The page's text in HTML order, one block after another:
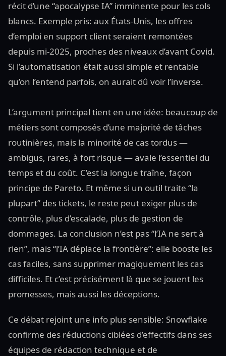
récit d’une “apocalypse IA” imminente pour les cols
blancs. Exemple pris: aux États-Unis, les offres
d’emploi en support client seraient remontées
depuis mi-2025, proches des niveaux d’avant Covid.
Si l’automatisation était aussi simple et rentable
qu’on l’entend parfois, on aurait dû voir l’inverse.
L’argument principal tient en une idée: beaucoup de
métiers sont composés d’une majorité de tâches
routinières, mais la minorité de cas tordus —
ambigus, rares, à fort risque — avale l’essentiel du
temps et du coût. C’est la longue traîne, façon
principe de Pareto. Et même si un outil traite “la
plupart” des tickets, le reste peut exiger plus de
contrôle, plus d’escalade, plus de gestion de
dommages. La conclusion n’est pas “l’IA ne sert à
rien”, mais “l’IA déplace la frontière”: elle booste les
cas faciles, sans supprimer magiquement les cas
difficiles. Et c’est précisément là que se jouent les
promesses, mais aussi les déceptions.
Ce débat rejoint une info plus sensible: Snowflake
confirme des réductions ciblées d’effectifs dans ses
équipes de rédaction technique et de